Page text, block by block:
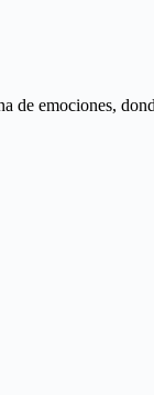
emociones,